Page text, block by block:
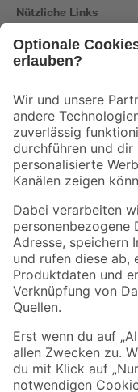
Nützliche Links
Der toom Newsletter: Keine
Zur Newsletter
Folge uns
Zahlungsarten
Sicher einkaufen
Jetzt die toom-App